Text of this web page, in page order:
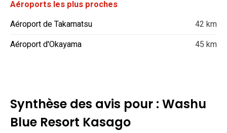
Aéroports les plus proches
Aéroport de Takamatsu
42 km
Aéroport d'Okayama
45 km
Synthèse des avis pour : Washu
Blue Resort Kasago